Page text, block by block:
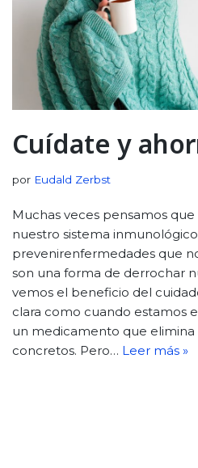
Cuídate y
por Eudald Zerbst
Muchas veces pensamos
nuestro sistema
prevenirenfermedades que
son una forma de derrochar
vemos el beneficio del
clara como cuando estamos
un medicamento que elimina
concretos. Pero… Leer más »